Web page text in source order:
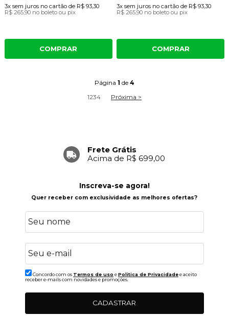
3x sem juros no cartãode R$ 93,30
R$ 265,90 no boleto ou pix
COMPRAR
3x sem juros no cartão de R$ 93,30
R$ 265,90 no boleto ou pix
COMPRAR
Página 1 de 4
1234 Próxima >
Frete Grátis
Acima de R$ 699,00
Inscreva-se agora!
Quer receber com exclusividade as melhores ofertas?
Concordo com os Termos de uso ePolitica de Privacidadee aceito
receber e-mails com novidades e promoções.
CADASTRAR